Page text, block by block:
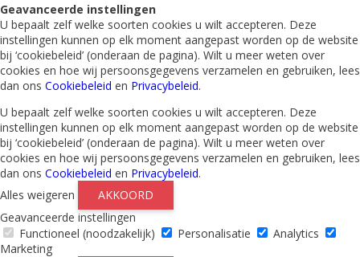
Geavanceerde instellingen
U bepaalt zelf welke soorten cookies u wilt accepteren. Deze
instellingen kunnen op elk moment aangepast worden op de website
bij ‘cookiebeleid’ (onderaan de pagina). Wilt u meer weten over
cookies en hoe wij persoonsgegevens verzamelen en gebruiken, lees
dan ons Cookiebeleid en Privacybeleid.
U bepaalt zelf welke soorten cookies u wilt accepteren. Deze
instellingen kunnen op elk moment aangepast worden op de website
bij ‘cookiebeleid’ (onderaan de pagina). Wilt u meer weten over
cookies en hoe wij persoonsgegevens verzamelen en gebruiken, lees
dan ons Cookiebeleid en Privacybeleid.
Alles weigeren
AKKOORD
Geavanceerde instellingen
Functioneel (noodzakelijk)
Personalisatie
Analytics
Marketing